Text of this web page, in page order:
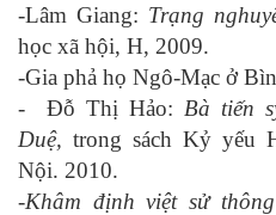
-Lâm Giang: Trạng
học xã hội, H, 2009.
-Gia phả họ Ngô-Mạc ở
- Đỗ Thị Hảo: Bà tiến
Duệ, trong sách Kỷ yếu
Nội. 2010.
-Khâm định việt sử